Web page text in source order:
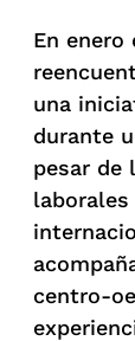
En enero
una
durante
pesar de
centro-